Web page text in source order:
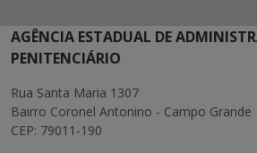
AGÊNCIA ESTADUAL DE
PENITENCIÁRIO
Rua Santa Maria 1307
Bairro Coronel Antonino - Campo Grande
CEP: 79011-190